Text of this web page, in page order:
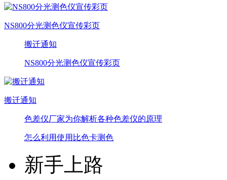
NS800分光测色仪宣传彩页
搬迁通知
NS800分光测色仪宣传彩页
搬迁通知
色差仪厂家为你解析各种色差仪的原理
怎么利用使用比色卡测色
新手上路